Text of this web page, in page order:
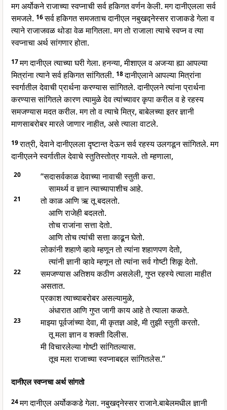
मग अर्योकने राजाच्या स्वप्नाची सर्व हकिगत वर्णन केली. मग दानीएलला सर्व
समजले. 16सर्व हकिगत समजताच दानीएल नबुखद्नेस्सर राजाकडे गेला व
त्याने राजाजवळ थोडा वेळ मागितला. मग तो राजाला त्याचे स्वप्न व त्या
स्वप्नाचा अर्थ सांगणार होता.
17मग दानीएल त्याच्या घरी गेला. हनन्या, मीशाएल व अजऱ्या ह्या आपल्या
मित्रांना त्याने सर्व हकिगत सांगितली. 18दानीएलाने आपल्या मित्रांना
स्वर्गातील देवाची प्रार्थना करण्यास सांगितले. दानीएलने त्यांना प्रार्थना
करण्यास सांगितले कारण त्यामुळे देव त्यांच्यावर कृपा करील व हे रहस्य
समजण्यास मदत करील. मग तो व त्याचे मित्र, बाबेलच्या इतर ज्ञानी
माणसाबरोबर मारले जाणार नाहीत, असे त्याला वाटले.
19रात्री, देवाने दानीएलला दृष्टान्त देऊन सर्व रहस्य उलगडून सांगितले. मग
दानीएलने स्वर्गातील देवाचे स्तुतिस्तोत्र गायले. तो म्हणाला,
20
“सदासर्वकाळ देवाच्या नावाची स्तुती करा.
सामर्थ्य व ज्ञान त्याच्यापाशीच आहे.
21
तो काळ आणि ऋ तू बदलतो.
आणि राजेही बदलतो.
तोच राजांना सत्ता देतो.
आणि तोच त्यांची सत्ता काढून घेतो.
लोकांनी शहाणे व्हावे म्हणून तो त्यांना शहाणपण देतो,
त्यांनी ज्ञानी व्हावे म्हणून तो त्यांना सर्व गोष्टी शिकू देतो.
22
समजण्यास अतिशय कठीण असलेली, गुप्त रहस्ये त्याला माहीत
असतात.
प्रकाश त्याच्याबरोबर असल्यामुळे,
अंधारात आणि गुप्त जागी काय आहे ते त्याला कळते.
23
माझ्या पूर्वजांच्या देवा, मी कृतज्ञ आहे, मी तुझी स्तुती करतो.
तू मला ज्ञान व शक्ती दिलीस.
मी विचारलेल्या गोष्टी सांगितल्यास.
तूच मला राजाच्या स्वप्नाबद्दल सांगितलेस.”
दानीएल स्वप्नचा अर्थ सांगतो
24मग दानीएल अर्योककडे गेला. नबुखद्नेस्सर राजाने.बाबेलमधील ज्ञानी